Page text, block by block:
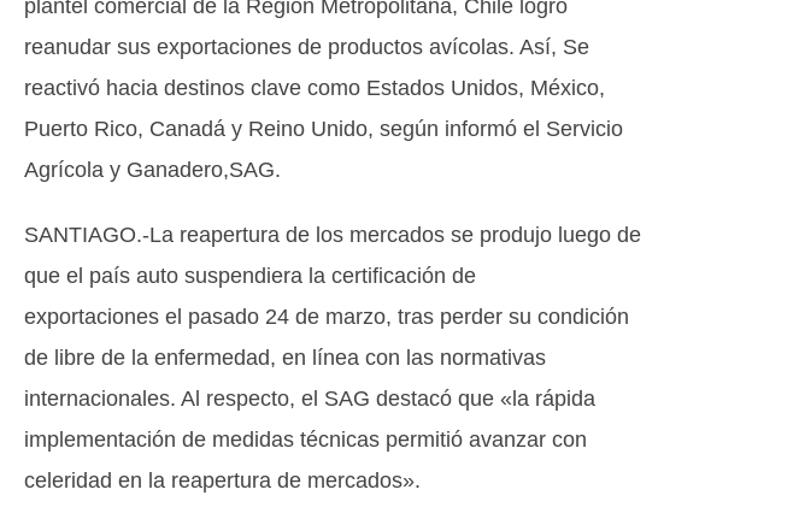
plantel comercial de la Región Metropolitana, Chile logró
reanudar sus exportaciones de productos avícolas. Así, Se
reactivó hacia destinos clave como Estados Unidos, México,
Puerto Rico, Canadá y Reino Unido, según informó el Servicio
Agrícola y Ganadero,SAG.
SANTIAGO.-La reapertura de los mercados se produjo luego de
que el país auto suspendiera la certificación de
exportaciones el pasado 24 de marzo, tras perder su condición
de libre de la enfermedad, en línea con las normativas
internacionales. Al respecto, el SAG destacó que «la rápida
implementación de medidas técnicas permitió avanzar con
celeridad en la reapertura de mercados».